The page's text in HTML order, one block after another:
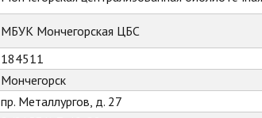
МБУК Мончегорская ЦБС
184511
Мончегорск
пр. Металлургов, д. 27